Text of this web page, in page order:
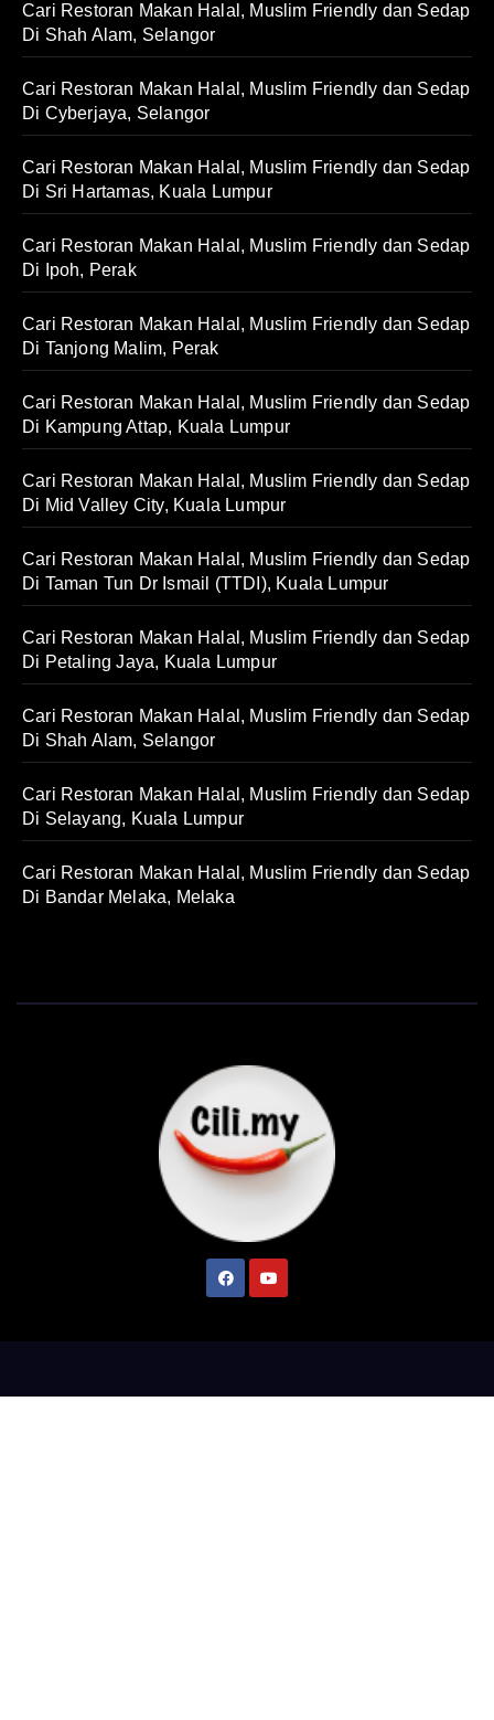
Cari Restoran Makan Halal, Muslim Friendly dan Sedap
Di Shah Alam, Selangor
Cari Restoran Makan Halal, Muslim Friendly dan Sedap
Di Cyberjaya, Selangor
Cari Restoran Makan Halal, Muslim Friendly dan Sedap
Di Sri Hartamas, Kuala Lumpur
Cari Restoran Makan Halal, Muslim Friendly dan Sedap
Di Ipoh, Perak
Cari Restoran Makan Halal, Muslim Friendly dan Sedap
Di Tanjong Malim, Perak
Cari Restoran Makan Halal, Muslim Friendly dan Sedap
Di Kampung Attap, Kuala Lumpur
Cari Restoran Makan Halal, Muslim Friendly dan Sedap
Di Mid Valley City, Kuala Lumpur
Cari Restoran Makan Halal, Muslim Friendly dan Sedap
Di Taman Tun Dr Ismail (TTDI), Kuala Lumpur
Cari Restoran Makan Halal, Muslim Friendly dan Sedap
Di Petaling Jaya, Kuala Lumpur
Cari Restoran Makan Halal, Muslim Friendly dan Sedap
Di Shah Alam, Selangor
Cari Restoran Makan Halal, Muslim Friendly dan Sedap
Di Selayang, Kuala Lumpur
Cari Restoran Makan Halal, Muslim Friendly dan Sedap
Di Bandar Melaka, Melaka